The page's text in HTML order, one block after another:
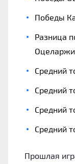
Победы
Разница
Оцеларжи
Средний
Средний
Средний
Средний
Прошлая